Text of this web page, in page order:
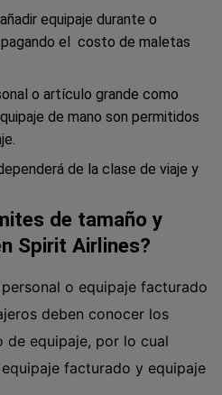
equipaje durante o
el costo de maletas
o artículo grande como
de mano son permitidos
de la clase de viaje y
de tamaño y
Spirit Airlines?
o equipaje facturado
deben conocer los
de equipaje, por lo cual
facturado y equipaje